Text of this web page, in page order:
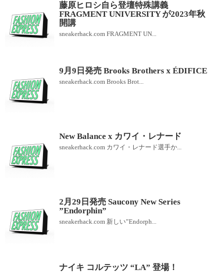
藤原ヒロシ自ら登壇特殊講義
FRAGMENT UNIVERSITY が2023年秋
開講
sneakerhack.com FRAGMENT UN...
9月9日発売 Brooks Brothers x ÉDIFICE
sneakerhack.com Brooks Brot...
New Balance x カワイ・レナード
sneakerhack.com カワイ・レナード選手か...
2月29日発売 Saucony New Series
”Endorphin”
sneakerhack.com 新しい”Endorph...
ナイキ コルテッツ “LA” 登場！